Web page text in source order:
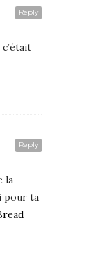
Reply
Reply
la
pour ta